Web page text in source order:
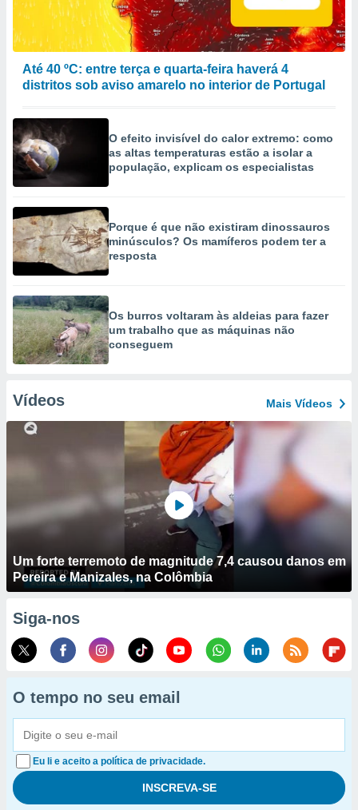
Até 40 ºC: entre terça e quarta-feira haverá 4
distritos sob aviso amarelo no interior de Portugal
O efeito invisível do calor extremo: como
as altas temperaturas estão a isolar a
população, explicam os especialistas
Porque é que não existiram dinossauros
minúsculos? Os mamíferos podem ter a
resposta
Os burros voltaram às aldeias para fazer
um trabalho que as máquinas não
conseguem
Vídeos Mais Vídeos
Um forte terremoto de magnitude 7,4 causou danos em
Pereira e Manizales, na Colômbia
Siga-nos
O tempo no seu email
Eu li e aceito a política de privacidade.